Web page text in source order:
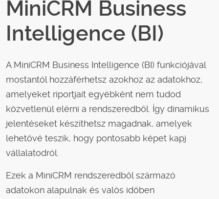
MiniCRM Business
Intelligence (BI)
A MiniCRM Business Intelligence (BI) funkciójával
mostantól hozzáférhetsz azokhoz az adatokhoz,
amelyeket riportjait egyébként nem tudod
közvetlenül elérni a rendszeredből. Így dinamikus
jelentéseket készíthetsz magadnak, amelyek
lehetővé teszik, hogy pontosabb képet kapj
vállalatodról.
Ezek a MiniCRM rendszeredből származó
adatokon alapulnak és valós időben